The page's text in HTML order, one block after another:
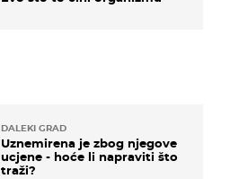
DALEKI GRAD
Uznemirena je zbog njegove
ucjene - hoće li napraviti što
traži?